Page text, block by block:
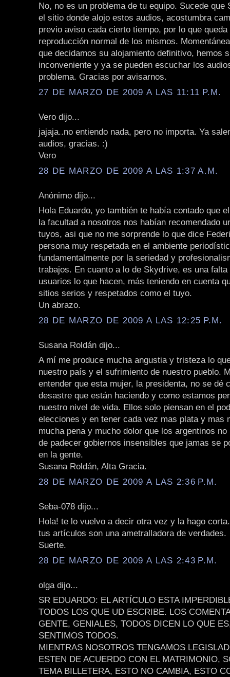
No, no es un problema de tu equipo. Sucede que
el sitio donde alojo estos audios, acostumbra
previo aviso cada cierto tiempo, por lo que
reproducción normal de los mismos.
que decidamos su alojamiento definitivo, hemos
inconveniente y ya se pueden escuchar los
problema. Gracias por avisarnos.
27 DE MARZO DE 2009 A LAS 11:11 P.M.
Vero dijo...
jajaja..no entiendo nada, pero no importa. Ya
audios, gracias. :)
Vero
28 DE MARZO DE 2009 A LAS 1:37 A.M.
Anónimo dijo...
Hola Eduardo, yo también te había contado que
la facultad a nosotros nos habían recomendado
tuyos, asi que no me sorprende lo que dice
persona muy respetada en el ambiente
fundamentalmente por la seriedad y
trabajos. En cuanto a lo de Skydrive, es una
usuarios lo que hacen, más teniendo en cuenta
sitios serios y respetados como el tuyo.
Un abrazo.
28 DE MARZO DE 2009 A LAS 12:25 P.M.
Susana Roldán dijo...
A mí me produce mucha angustia y tristeza lo
nuestro país y el sufrimiento de nuestro pueblo.
entender que esta mujer, la presidenta, no se dé
desastre que están haciendo y como estamos
nuestro nivel de vida. Ellos solo piensan en el
elecciones y en tener cada vez mas plata y mas
mucha pena y mucho dolor que los argentinos
de padecer gobiernos insensibles que jamas se
en la gente.
Susana Roldán, Alta Gracia.
28 DE MARZO DE 2009 A LAS 2:36 P.M.
Seba-078 dijo...
Hola! te lo vuelvo a decir otra vez y la hago
tus artículos son una ametralladora de verdades.
Suerte.
28 DE MARZO DE 2009 A LAS 2:43 P.M.
olga dijo...
SR EDUARDO: EL ARTÍCULO ESTA
TODOS LOS QUE UD ESCRIBE. LOS
GENTE, GENIALES, TODOS DICEN LO QUE
SENTIMOS TODOS.
MIENTRAS NOSOTROS TENGAMOS
ESTEN DE ACUERDO CON EL MATRIMONIO,
TEMA BILLETERA, ESTO NO CAMBIA, ESTO